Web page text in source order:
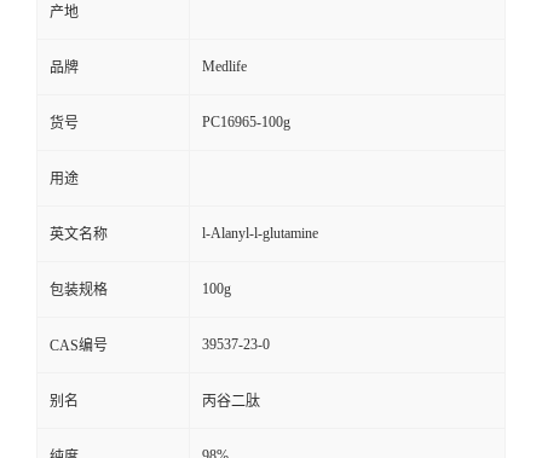
产地
品牌 Medlife
货号 PC16965-100g
用途
英文名称 l-Alanyl-l-glutamine
包装规格 100g
CAS编号 39537-23-0
别名 丙谷二肽